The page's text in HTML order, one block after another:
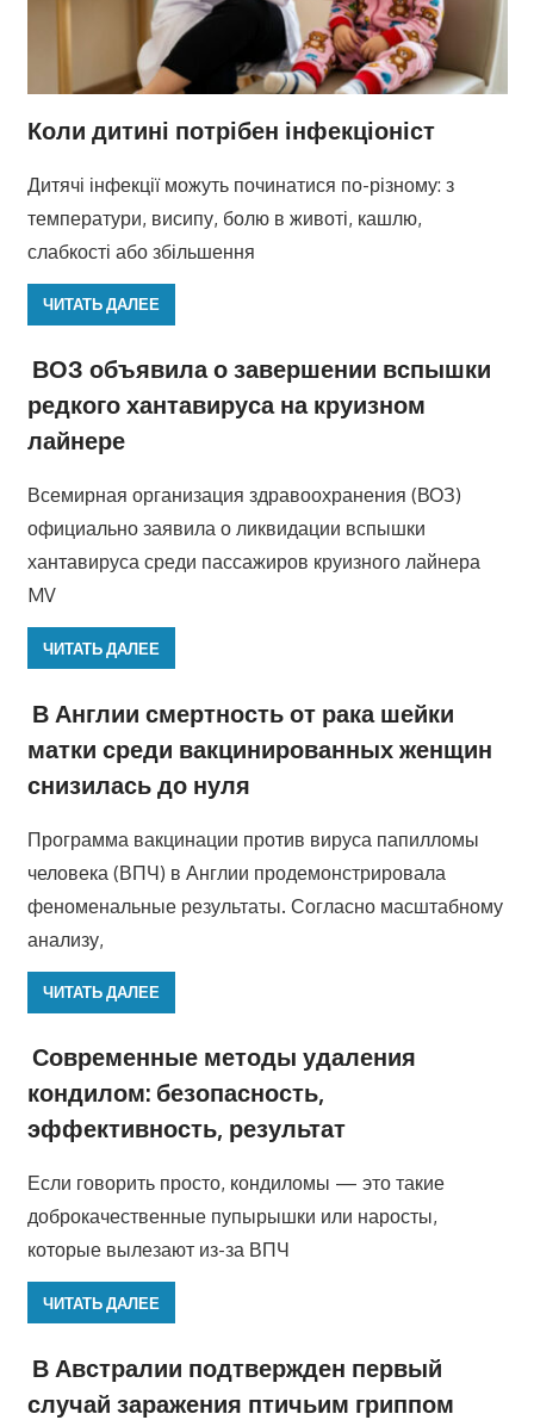
Коли дитині потрібен інфекціоніст
Дитячі інфекції можуть починатися по-різному: з
температури, висипу, болю в животі, кашлю,
слабкості або збільшення
ЧИТАТЬ ДАЛЕЕ
ВОЗ объявила о завершении вспышки
редкого хантавируса на круизном
лайнере
Всемирная организация здравоохранения (ВОЗ)
официально заявила о ликвидации вспышки
хантавируса среди пассажиров круизного лайнера
MV
ЧИТАТЬ ДАЛЕЕ
В Англии смертность от рака шейки
матки среди вакцинированных женщин
снизилась до нуля
Программа вакцинации против вируса папилломы
человека (ВПЧ) в Англии продемонстрировала
феноменальные результаты. Согласно масштабному
анализу,
ЧИТАТЬ ДАЛЕЕ
Современные методы удаления
кондилом: безопасность,
эффективность, результат
Если говорить просто, кондиломы — это такие
доброкачественные пупырышки или наросты,
которые вылезают из-за ВПЧ
ЧИТАТЬ ДАЛЕЕ
В Австралии подтвержден первый
случай заражения птичьим гриппом